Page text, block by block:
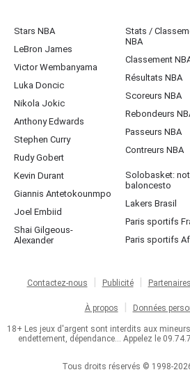
Stars NBA
LeBron James
Victor Wembanyama
Luka Doncic
Nikola Jokic
Anthony Edwards
Stephen Curry
Rudy Gobert
Kevin Durant
Giannis Antetokounmpo
Joel Embiid
Shai Gilgeous-
Alexander
Stats /
NBA
Classement
Résultats NBA
Scoreurs NBA
Rebondeurs
Passeurs NBA
Contreurs NBA
Solobasket:
baloncesto
Lakers Brasil
Paris sportifs
Paris sportifs
Contactez-nous Publicité Partenaires
À propos Données
18+ Les jeux d'argent sont interdits aux
endettement, dépendance... Appelez le
Tous droits réservés © 1998-